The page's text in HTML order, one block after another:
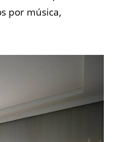
por música,